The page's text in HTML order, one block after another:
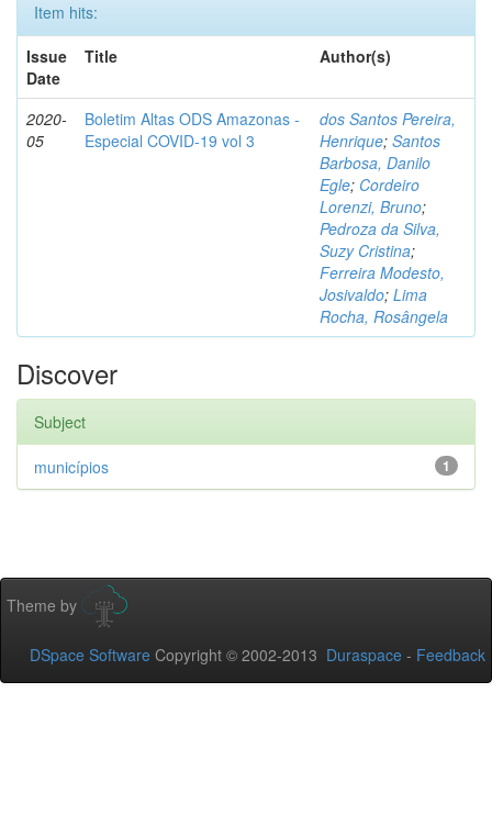
Item hits:
Issue
Date
Title Author(s)
2020-
05
Boletim Altas ODS Amazonas -
Especial COVID-19 vol 3
dos Santos Pereira,
Henrique; Santos
Barbosa, Danilo
Egle; Cordeiro
Lorenzi, Bruno;
Pedroza da Silva,
Suzy Cristina;
Ferreira Modesto,
Josivaldo; Lima
Rocha, Rosângela
Discover
Subject
1
municípios
Theme by
DSpace Software Copyright © 2002-2013 Duraspace - Feedback